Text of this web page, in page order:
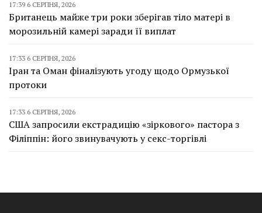
17:39 6 СЕРПНЯ, 2026
Британець майже три роки зберігав тіло матері в
морозильній камері заради її виплат
17:33 6 СЕРПНЯ, 2026
Іран та Оман фіналізують угоду щодо Ормузької
протоки
17:33 6 СЕРПНЯ, 2026
США запросили екстрадицію «зіркового» пастора з
Філіппін: його звинувачують у секс-торгівлі